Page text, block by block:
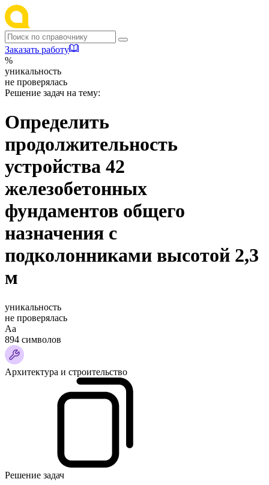
Заказать работу
%
уникальность
не проверялась
Решение задач на тему:
Определить
продолжительность
устройства 42
железобетонных
фундаментов общего
назначения с
подколонниками высотой 2,3
м
уникальность
не проверялась
Аа
894 символов
Архитектура и строительство
Решение задач